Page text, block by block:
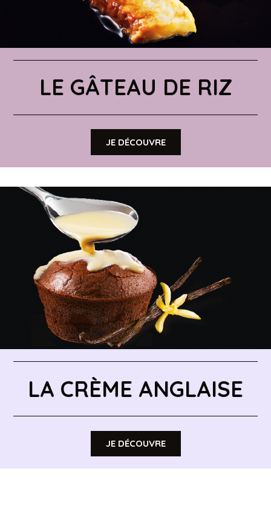
LE GÂTEAU DE RIZ
JE DÉCOUVRE
LA CRÈME ANGLAISE
JE DÉCOUVRE